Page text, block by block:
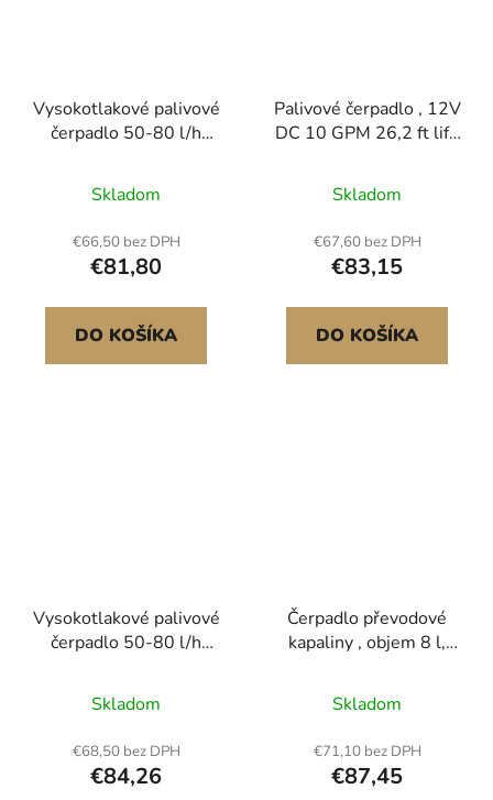
Vysokotlakové palivové
čerpadlo 50-80 l/h
Buick Lacrosse, Regal,
Verano, Chevrolet
Captiva Sport, Equinox,
Impala, Malibu, Gmc
Terrain 2010-2017
Skladom
€66,50 bez DPH
€81,80
DO KOŠÍKA
Palivové čerpadlo , 12V
DC 10 GPM 26,2 ft lift,
elektrického palivového
čerpadla na naftu s
automatickou
uzatváracou dýzou,
prívodnou a sacou
hadicou na naftu,
petrolej,
Skladom
€67,60 bez DPH
€83,15
DO KOŠÍKA
Vysokotlakové palivové
čerpadlo 50-80 l/h
Hyundai Accent/Sonata
Tucson Veloster Kia Rio
Skladom
€68,50 bez DPH
€84,26
Čerpadlo převodové
kapaliny , objem 8 l,
oleje, doplňovací
dávkovač ATF,
přečerpávací čerpadlo s
15 adaptéry ATF,
dávkovač oleje s HDPE
Skladom
€71,10 bez DPH
€87,45